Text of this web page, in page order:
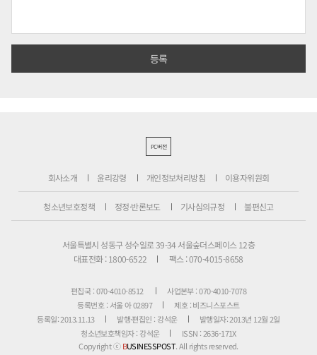
PC버전
회사소개 윤리강령 개인정보처리방침 이용자위원회
청소년보호정책 정정·반론보도 기사심의규정 불편신고
서울특별시 성동구 성수일로 39-34 서울숲더스페이스 12층
대표전화 : 1800-6522
팩스 : 070-4015-8658
편집국 : 070-4010-8512
사업본부 : 070-4010-7078
등록번호 : 서울 아 02897
제호 : 비즈니스포스트
등록일: 2013.11.13
발행·편집인 : 강석운
발행일자: 2013년 12월 2일
청소년보호책임자 : 강석운
ISSN : 2636-171X
Copyright ⓒBUSINESSPOST. All rights reserved.